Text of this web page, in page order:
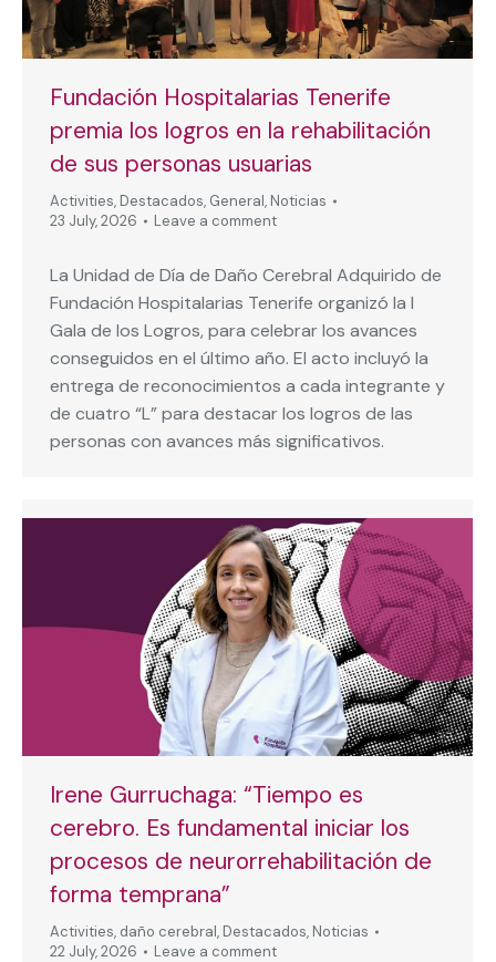
Fundación Hospitalarias Tenerife
premia los logros en la rehabilitación
de sus personas usuarias
Activities, Destacados, General, Noticias
23 July, 2026
Leave a comment
La Unidad de Día de Daño Cerebral Adquirido de
Fundación Hospitalarias Tenerife organizó la I
Gala de los Logros, para celebrar los avances
conseguidos en el último año. El acto incluyó la
entrega de reconocimientos a cada integrante y
de cuatro “L” para destacar los logros de las
personas con avances más significativos.
Irene Gurruchaga: “Tiempo es
cerebro. Es fundamental iniciar los
procesos de neurorrehabilitación de
forma temprana”
Activities, daño cerebral, Destacados, Noticias
22 July, 2026
Leave a comment